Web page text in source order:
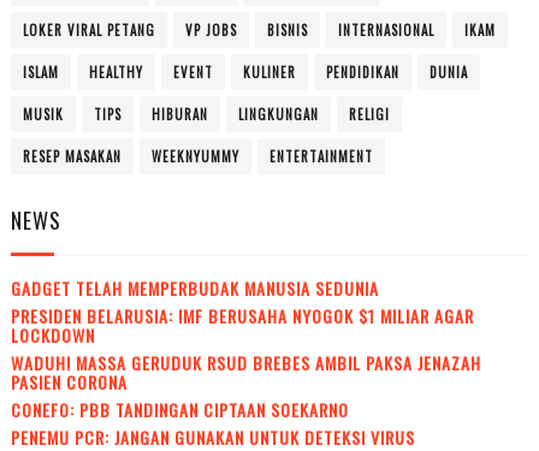
LOKER VIRAL PETANG VP JOBS BISNIS INTERNASIONAL IKAM
ISLAM HEALTHY EVENT KULINER PENDIDIKAN DUNIA
MUSIK TIPS HIBURAN LINGKUNGAN RELIGI
RESEP MASAKAN WEEKNYUMMY ENTERTAINMENT
NEWS
GADGET TELAH MEMPERBUDAK MANUSIA SEDUNIA
PRESIDEN BELARUSIA: IMF BERUSAHA NYOGOK $1 MILIAR AGAR
LOCKDOWN
WADUH! MASSA GERUDUK RSUD BREBES AMBIL PAKSA JENAZAH
PASIEN CORONA
CONEFO: PBB TANDINGAN CIPTAAN SOEKARNO
PENEMU PCR: JANGAN GUNAKAN UNTUK DETEKSI VIRUS